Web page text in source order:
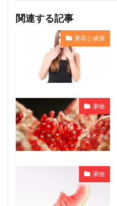
関連する記事
美容と健康
果物
果物